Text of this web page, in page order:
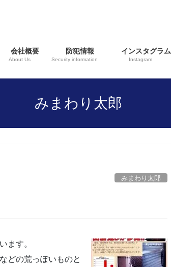
会社概要
About Us
防犯情報
Security information
インスタグラム
Instagram
みまわり太郎
みまわり太郎
ます。
どの荒っぽいものと